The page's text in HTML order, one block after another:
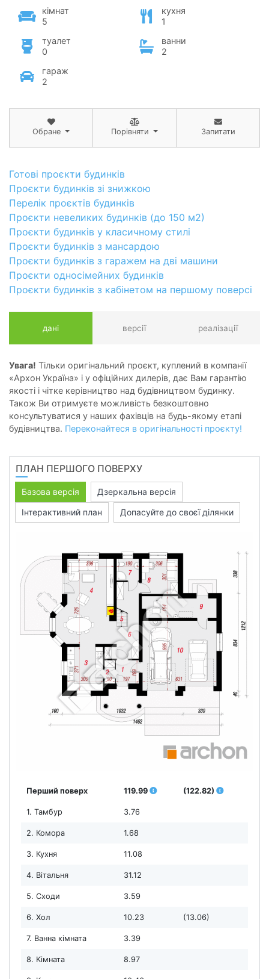
кімнат
5
кухня
1
туалет
0
ванни
2
гараж
2
Обране Порівняти Запитати
Готові проєкти будинків
Проєкти будинків зі знижкою
Перелік проєктів будинків
Проєкти невеликих будинків (до 150 м2)
Проєкти будинків у класичному стилі
Проєкти будинків з мансардою
Проєкти будинків з гаражем на дві машини
Проєкти односімейних будинків
Проєкти будинків з кабінетом на першому поверсі
дані версії реалізації
Увага! Тільки оригінальний проєкт, куплений в компанії
«Архон Україна» і у офіційних дилерів, дає Вам гарантію
якості і чітке керівництво над будівництвом будинку.
Також Ви отримуєте можливість безкоштовно
консультуватися у наших фахівців на будь-якому етапі
будівництва. Переконайтеся в оригінальності проєкту!
ПЛАН ПЕРШОГО ПОВЕРХУ
Базова версія
Дзеркальна версія
Інтерактивний план
Допасуйте до своєї ділянки
Перший поверх 119.99 (122.82)
1. Тамбур 3.76
2. Комора 1.68
3. Кухня 11.08
4. Вітальня 31.12
5. Сходи 3.59
6. Хол 10.23 (13.06)
7. Ванна кімната 3.39
8. Кімната 8.97